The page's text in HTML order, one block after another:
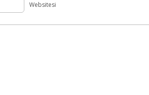
Websitesi